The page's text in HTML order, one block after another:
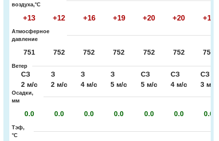
воздуха,°С
+13 +12 +16 +19 +20 +20 +17
Атмосферное
давление
751 752 752 752 752 752 752
Ветер
СЗ
2 м/с
З
2 м/с
З
4 м/с
З
5 м/с
СЗ
5 м/с
СЗ
4 м/с
СЗ
3 м/с
Осадки,
мм
0.0 0.0 0.0 0.0 0.0 0.0 0.0
Тэф,
°C